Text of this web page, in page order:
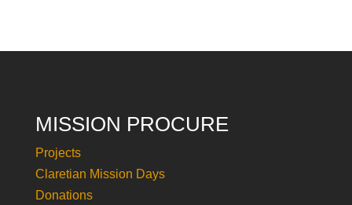
MISSION PROCURE
Projects
Claretian Mission Days
Donations